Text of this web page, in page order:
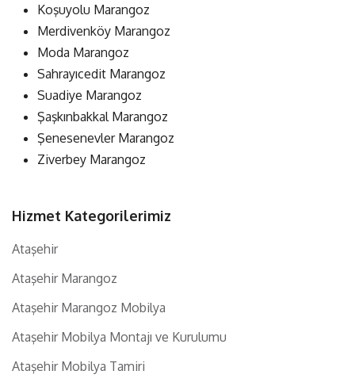
Koşuyolu Marangoz
Merdivenköy Marangoz
Moda Marangoz
Sahrayıcedit Marangoz
Suadiye Marangoz
Şaşkınbakkal Marangoz
Şenesenevler Marangoz
Ziverbey Marangoz
Hizmet Kategorilerimiz
Ataşehir
Ataşehir Marangoz
Ataşehir Marangoz Mobilya
Ataşehir Mobilya Montajı ve Kurulumu
Ataşehir Mobilya Tamiri